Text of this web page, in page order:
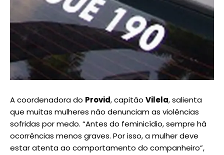
A coordenadora do Provid, capitão Vilela, salienta
que muitas mulheres não denunciam as violências
sofridas por medo. “Antes do feminicídio, sempre há
ocorrências menos graves. Por isso, a mulher deve
estar atenta ao comportamento do companheiro”,